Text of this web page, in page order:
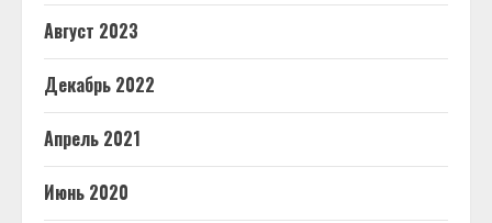
Август 2023
Декабрь 2022
Апрель 2021
Июнь 2020